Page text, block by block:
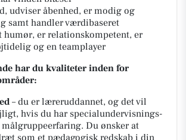
udviser åbenhed, er modig og
samt handler værdibaseret
humør, er relationskompetent, er
og en teamplayer
har du kvaliteter inden for
– du er læreruddannet, og det vil
hvis du har specialundervisnings-
Du ønsker at
som et pædagogisk redskab i din